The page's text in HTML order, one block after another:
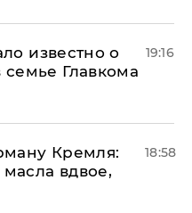
известно о
Главкома
19:16
Кремля:
масла вдвое,
18:58